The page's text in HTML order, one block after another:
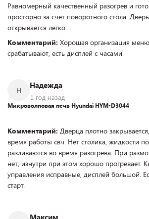
Равномерный качественный разогрев и
просторно за счет поворотного стола.
открывается легко.
Комментарий: Хорошая организация
срабатывают, есть дисплей с часами.
Н
Надежда
1 год назад
Микроволновая печь Hyundai HYM-D3044
Комментарий: Дверца плотно
время работы свч. Нет столика, жидкости
разливаются во время разогрева. При
нет, изнутри при этом хорошо прогревает.
управления исправные, дисплей большой.
старт.
Максим